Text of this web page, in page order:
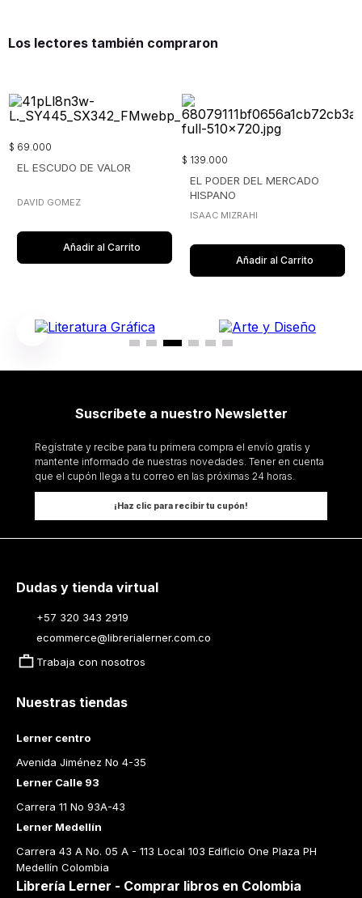
Los lectores también compraron
$ 69.000
EL ESCUDO DE VALOR
DAVID GOMEZ
Añadir al Carrito
$ 139.000
EL PODER DEL MERCADO
HISPANO
ISAAC MIZRAHI
Añadir al Carrito
Suscríbete a nuestro Newsletter
Regístrate y recibe para tu primera compra el envío gratis y
mantente informado de nuestras novedades. Tener en cuenta
que el cupón llega a tu correo en las próximas 24 horas.
¡Haz clic para recibir tu cupón!
Dudas y tienda virtual
+57 320 343 2919
ecommerce@librerialerner.com.co
Trabaja con nosotros
Nuestras tiendas
Lerner centro
Avenida Jiménez No 4-35
Lerner Calle 93
Carrera 11 No 93A-43
Lerner Medellín
Carrera 43 A No. 05 A - 113 Local 103 Edificio One Plaza PH
Medellín Colombia
Librería Lerner - Comprar libros en Colombia